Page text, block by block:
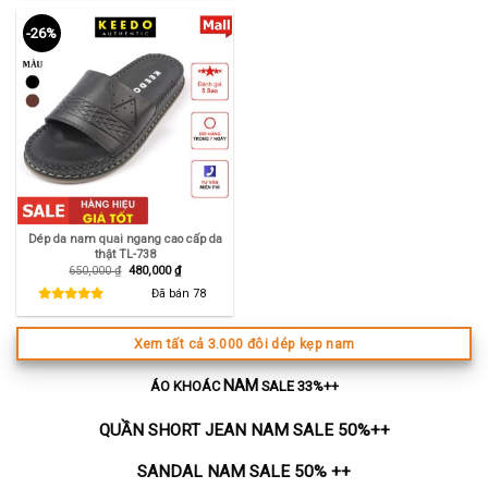
-26%
Dép da nam quai ngang cao cấp da
thật TL-738
650,000₫ Giá
650,000 ₫.
480,000₫Giá
hiện
tại
là:
Đã bán 78
Xem tất cả 3.000 đôi dép kẹp nam
ÁO KHOÁC NAM SALE 33%++
QUẦN SHORT JEAN NAM SALE 50%++
SANDAL NAM SALE 50% ++